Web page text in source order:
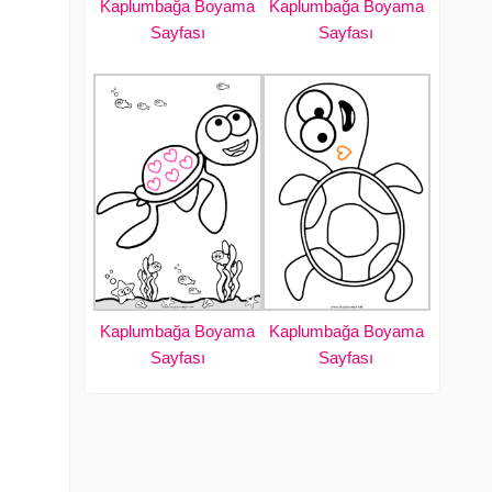
Kaplumbağa Boyama
Sayfası
Kaplumbağa Boyama
Sayfası
Kaplumbağa Boyama
Sayfası
Kaplumbağa Boyama
Sayfası